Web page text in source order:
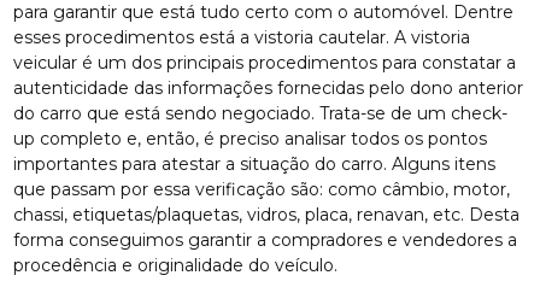
para garantir que está tudo certo com o automóvel. Dentre
esses procedimentos está a vistoria cautelar. A vistoria
veicular é um dos principais procedimentos para constatar a
autenticidade das informações fornecidas pelo dono anterior
do carro que está sendo negociado. Trata-se de um check-
up completo e, então, é preciso analisar todos os pontos
importantes para atestar a situação do carro. Alguns itens
que passam por essa verificação são: como câmbio, motor,
chassi, etiquetas/plaquetas, vidros, placa, renavan, etc. Desta
forma conseguimos garantir a compradores e vendedores a
procedência e originalidade do veículo.